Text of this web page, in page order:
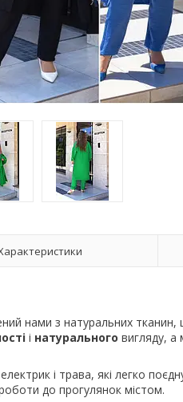
нами з натуральних
і натурального вигляду, а
і трава, які легко
роботи до прогулянок містом.